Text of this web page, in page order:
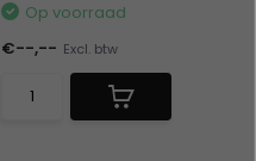
Op voorraad
€--,-- Excl. btw